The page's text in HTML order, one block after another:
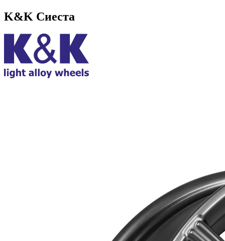
K&K Сиеста